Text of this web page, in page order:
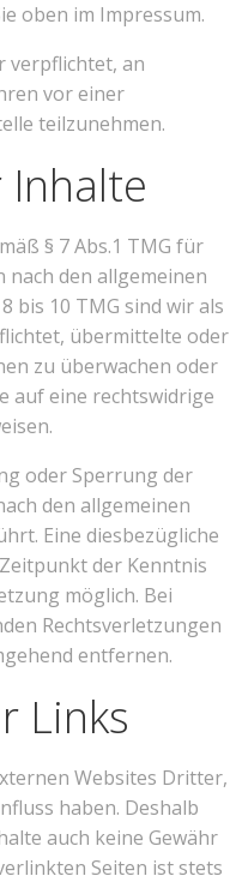
oben im Impressum.
verpflichtet, an
vor einer
teilzunehmen.
§ 7 Abs.1 TMG für
nach den allgemeinen
bis 10 TMG sind wir als
übermittelte oder
zu überwachen oder
auf eine rechtswidrige
oder Sperrung der
den allgemeinen
Eine diesbezügliche
der Kenntnis
möglich. Bei
Rechtsverletzungen
entfernen.
Links
Websites Dritter,
haben. Deshalb
auch keine Gewähr
Seiten ist stets